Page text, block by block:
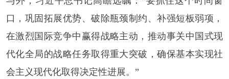
口，巩固拓展优势、破除瓶颈制约、补强短板弱项，
在激烈国际竞争中赢得战略主动，推动事关中国式现
代化全局的战略任务取得重大突破，确保基本实现社
会主义现代化取得决定性进展。”